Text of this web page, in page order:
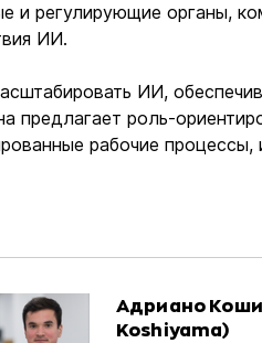
и регулирующие органы,
ИИ.
ИИ,
предлагает роль-
рабочие процессы,
Адриано
Koshiyama)